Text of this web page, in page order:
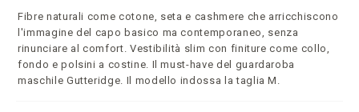
Fibre naturali come cotone, seta e cashmere che arricchiscono
l'immagine del capo basico ma contemporaneo, senza
rinunciare al comfort. Vestibilità slim con finiture come collo,
fondo e polsini a costine. Il must-have del guardaroba
maschile Gutteridge. Il modello indossa la taglia M.